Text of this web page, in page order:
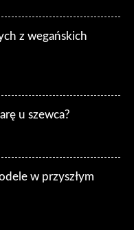
z wegańskich
u szewca?
w przyszłym